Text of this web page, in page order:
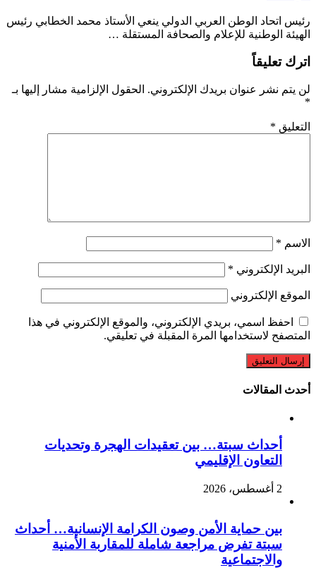
رئيس اتحاد الوطن العربي الدولي ينعي الأستاذ محمد الخطابي رئيس
الهيئة الوطنية للإعلام والصحافة المستقلة …
اترك تعليقاً
لن يتم نشر عنوان بريدك الإلكتروني. الحقول الإلزامية مشار إليها بـ
*
التعليق *
الاسم *
البريد الإلكتروني *
الموقع الإلكتروني
احفظ اسمي، بريدي الإلكتروني، والموقع الإلكتروني في هذا
المتصفح لاستخدامها المرة المقبلة في تعليقي.
أحدث المقالات
أحداث سبتة… بين تعقيدات الهجرة وتحديات
التعاون الإقليمي
2 أغسطس، 2026
بين حماية الأمن وصون الكرامة الإنسانية… أحداث
سبتة تفرض مراجعة شاملة للمقاربة الأمنية
والاجتماعية